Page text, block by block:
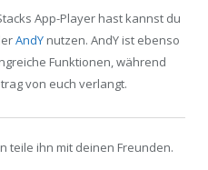
App-Player hast kannst du
AndY nutzen. AndY ist ebenso
Funktionen, während
von euch verlangt.
teile ihn mit deinen Freunden.